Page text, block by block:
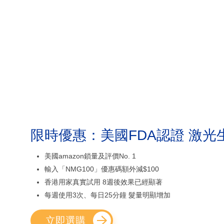
限時優惠：美國FDA認證 激光
美國amazon鎖量及評價No. 1
輸入「NMG100」優惠碼額外減$100
香港用家真實試用 8週後效果已經顯著
每週使用3次、每日25分鐘 髮量明顯增加
立即選購